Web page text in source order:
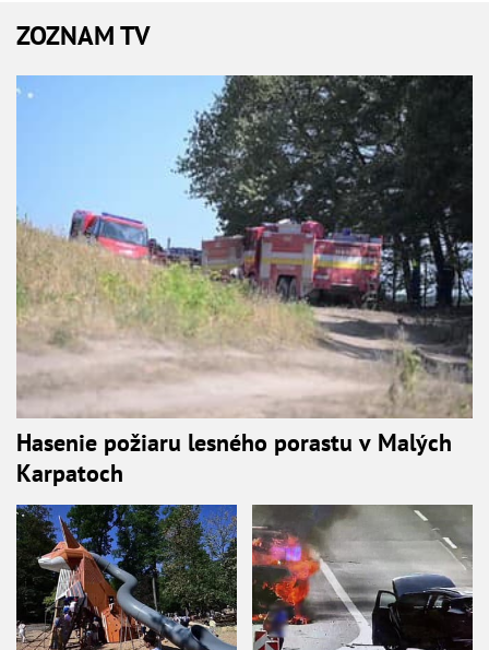
ZOZNAM TV
Hasenie požiaru lesného porastu v Malých
Karpatoch